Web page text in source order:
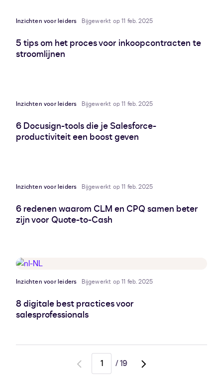
Inzichten voor leiders Bijgewerkt op 11 feb. 2025
5 tips om het proces voor inkoopcontracten te
stroomlijnen
Inzichten voor leiders Bijgewerkt op 11 feb. 2025
6 Docusign-tools die je Salesforce-
productiviteit een boost geven
Inzichten voor leiders Bijgewerkt op 11 feb. 2025
6 redenen waarom CLM en CPQ samen beter
zijn voor Quote-to-Cash
Inzichten voor leiders Bijgewerkt op 11 feb. 2025
8 digitale best practices voor
salesprofessionals
Go
/19
Go